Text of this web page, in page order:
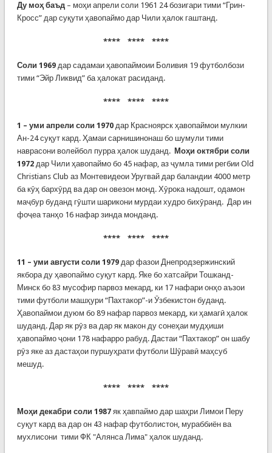
Ду моҳ баъд– моҳи апрели соли 1961 24 бозигари тими “Грин-
Кросс” дар суқути ҳавопаймо дар Чили ҳалок гаштанд.
**** **** ****
Соли 1969дар садамаи ҳавопаймоии Боливия 19 футболбози
тими “Эйр Ликвид” ба ҳалокат расиданд.
**** **** ****
1 – уми апрели соли 1970дар Красноярск ҳавопаймои мулкии
Ан-24 суқут кард. Ҳамаи сарнишинонаш бо шумули тими
наврасони волейбол пурра ҳалок шуданд. Моҳи октябри соли
1972дар Чили ҳавопаймо бо 45 нафар, аз ҷумла тими регбии Old
Christians Club аз Монтевидеои Уругвай дар баландии 4000 метр
ба кӯҳ бархӯрд ва дар он овезон монд. Хӯрока надошт, одамон
маҷбур буданд гӯшти шарикони мурдаи худро бихӯранд. Дар ин
фоҷеа танҳо 16 нафар зинда монданд.
**** **** ****
11 – уми августи соли 1979дар фазои Днепродзержинский
якбора ду ҳавопаймо суқут кард. Яке бо хатсайри Тошканд-
Минск бо 83 мусофир парвоз мекард, ки 17 нафари онҳо аъзои
тими футболи машҳури “Пахтакор”-и Ӯзбекистон буданд.
Ҳавопаймои дуюм бо 89 нафар парвоз мекард, ки ҳамагӣ ҳалок
шуданд. Дар як рӯз ва дар як макон ду сонеҳаи мудҳиши
ҳавопаймо ҷони 178 нафарро рабуд. Дастаи “Пахтакор” он шабу
рӯз яке аз дастаҳои пуршуҳрати футболи Шӯравӣ маҳсуб
мешуд.
**** **** ****
Моҳи декабри соли 1987як ҳавпаймо дар шаҳри Лимои Перу
суқут кард ва дар он 43 нафар футболистон, мураббиён ва
мухлисони тими ФК "Алянса Лима" ҳалок шуданд.